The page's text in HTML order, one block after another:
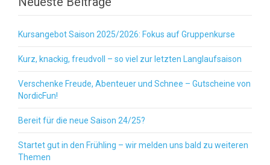
Kursangebot Saison 2025/2026: Fokus auf Gruppenkurse
Kurz, knackig, freudvoll – so viel zur letzten Langlaufsaison
Verschenke Freude, Abenteuer und Schnee – Gutscheine von
NordicFun!
Bereit für die neue Saison 24/25?
Startet gut in den Frühling – wir melden uns bald zu weiteren
Themen